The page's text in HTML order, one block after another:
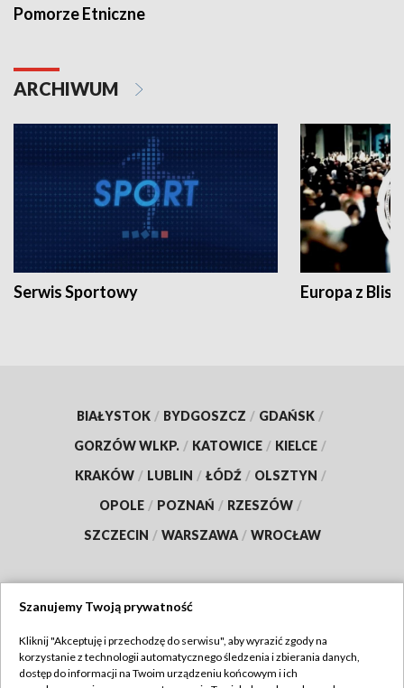
Pomorze Etniczne
ARCHIWUM
Serwis Sportowy Europa z
BIAŁYSTOK / BYDGOSZCZ / GDAŃSK /
GORZÓW WLKP. / KATOWICE / KIELCE /
KRAKÓW / LUBLIN / ŁÓDŹ / OLSZTYN /
OPOLE / POZNAŃ / RZESZÓW /
SZCZECIN / WARSZAWA / WROCŁAW
TVP
Szanujemy Twoją prywatność
Kliknij "Akceptuję i przechodzę do serwisu", aby wyrazić zgody na
korzystanie z technologii automatycznego śledzenia i zbierania danych,
dostęp do informacji na Twoim urządzeniu końcowym i ich